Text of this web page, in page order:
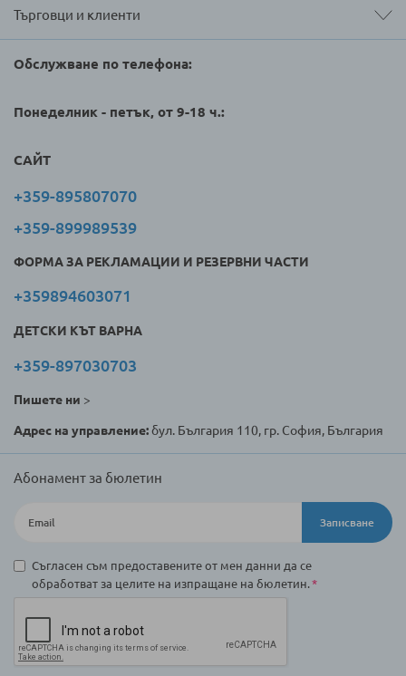
Търговци и клиенти
Обслужване по телефона:
Понеделник - петък, от 9-18 ч.:
САЙТ
+359-895807070
+359-899989539
ФОРМА ЗА РЕКЛАМАЦИИ И РЕЗЕРВНИ ЧАСТИ
+359894603071
ДЕТСКИ КЪТ ВАРНА
+359-897030703
Пишете ни >
Адрес на управление:бул. България 110, гр. София, България
Абонамент за бюлетин
Записване
Съгласен съм предоставените от мен данни да се
обработват за целите на изпращане на бюлетин.